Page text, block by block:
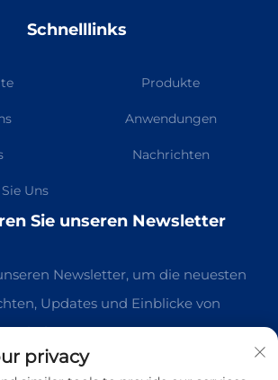
Schnelllinks
Produkte
Anwendungen
Nachrichten
Uns
Sie unseren Newsletter
Newsletter, um die neuesten
Updates und Einblicke von
erhalten.
privacy